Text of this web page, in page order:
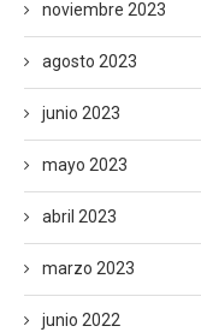
noviembre 2023
agosto 2023
junio 2023
mayo 2023
abril 2023
marzo 2023
junio 2022